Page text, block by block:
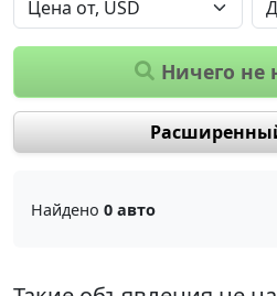
Ничего не
Найдено 0 авто